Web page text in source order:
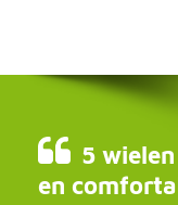
5
en